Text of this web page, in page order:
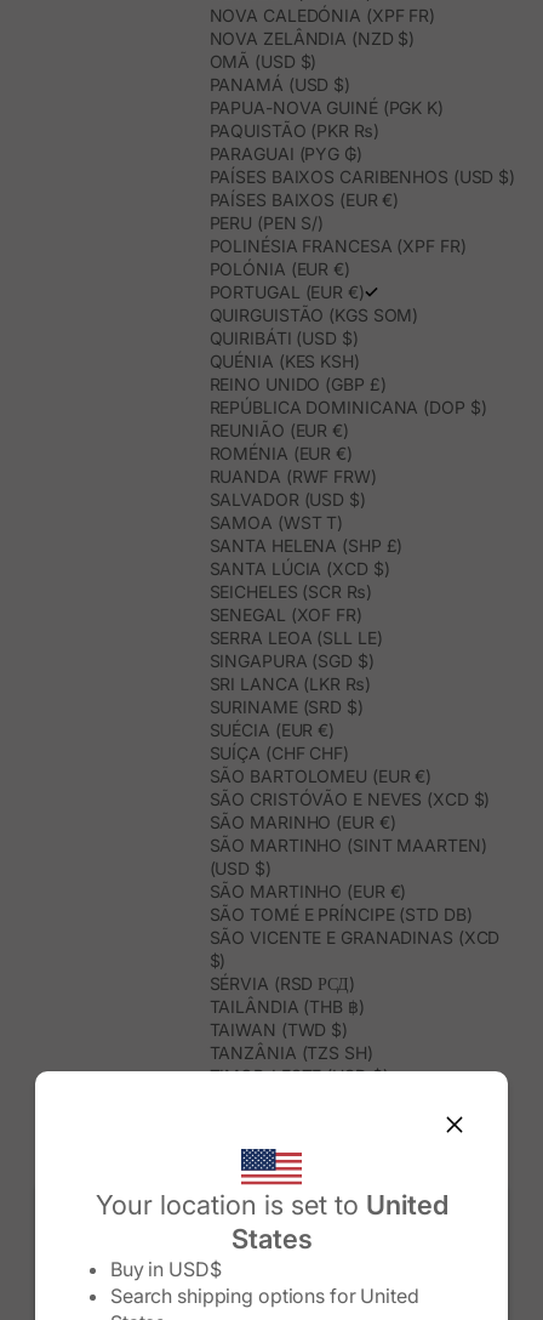
Your location is set to United
States
Buy in USD$
Search shipping options for United
Change country/region
NOVA CALEDÓNIA (XPF FR)
NOVA ZELÂNDIA (NZD $)
OMÃ (USD $)
PANAMÁ (USD $)
PAPUA-NOVA GUINÉ (PGK K)
PAQUISTÃO (PKR ₨)
PARAGUAI (PYG ₲)
PAÍSES BAIXOS CARIBENHOS (USD $)
PAÍSES BAIXOS (EUR €)
PERU (PEN S/)
POLINÉSIA FRANCESA (XPF FR)
POLÓNIA (EUR €)
PORTUGAL (EUR €)
QUIRGUISTÃO (KGS SOM)
QUIRIBÁTI (USD $)
QUÉNIA (KES KSH)
REINO UNIDO (GBP £)
REPÚBLICA DOMINICANA (DOP $)
REUNIÃO (EUR €)
ROMÉNIA (EUR €)
RUANDA (RWF FRW)
SALVADOR (USD $)
SAMOA (WST T)
SANTA HELENA (SHP £)
SANTA LÚCIA (XCD $)
SEICHELES (SCR ₨)
SENEGAL (XOF FR)
SERRA LEOA (SLL LE)
SINGAPURA (SGD $)
SRI LANCA (LKR ₨)
SURINAME (SRD $)
SUÉCIA (EUR €)
SUÍÇA (CHF CHF)
SÃO BARTOLOMEU (EUR €)
SÃO CRISTÓVÃO E NEVES (XCD $)
SÃO MARINHO (EUR €)
SÃO MARTINHO (SINT MAARTEN)
(USD $)
SÃO MARTINHO (EUR €)
SÃO TOMÉ E PRÍNCIPE (STD DB)
SÃO VICENTE E GRANADINAS (XCD
$)
SÉRVIA (RSD РСД)
TAILÂNDIA (THB ฿)
TAIWAN (TWD $)
TANZÂNIA (TZS SH)
TIMOR-LESTE (USD $)
TRINDADE E TOBAGO (TTD $)
TUNÍSIA (USD $)
TURQUEMENISTÃO (USD $)
TURQUIA (TRY ₺)
TUVALU (AUD $)
UGANDA (UGX USH)
URUGUAI (UYU $U)
USBEQUISTÃO (UZS SO'M)